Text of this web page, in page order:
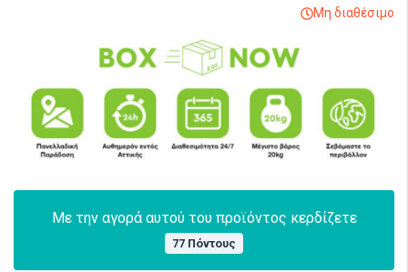
Μη διαθέσιμο
Με την αγορά αυτού του προϊόντος κερδίζετε
77 Πόντους